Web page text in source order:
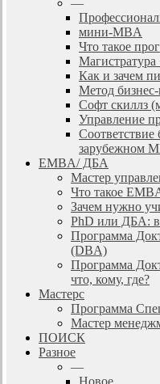
мини-MBA
Что такое
Как и зачем
Метод бизнес-
Софт скиллз
Управление
Соответствие
зарубежном
EMBA/ ДБA
Мастер
Что такое
Зачем нужно
PhD или ДБА: в
Программа
(DBА)
Программа
что, кому, где?
Мастерс
Программа
Мастер
ПОИСК
Разное
—
Новое